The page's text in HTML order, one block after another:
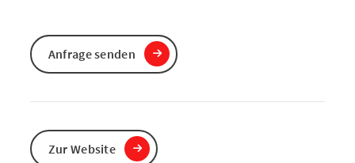
Anfrage senden
Zur Website